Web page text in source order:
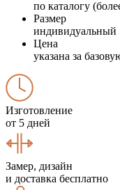
по каталогу
Размер
индивидуальный
Цена
указана за
Изготовление
от 5 дней
Замер, дизайн
и доставка бесплатно